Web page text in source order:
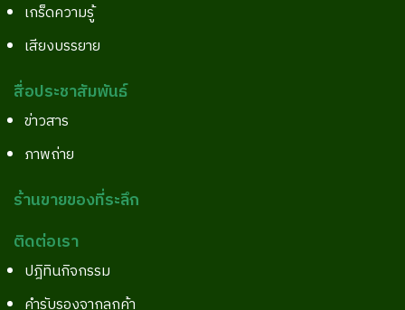
เกร็ดความรู้
เสียงบรรยาย
สื่อประชาสัมพันธ์
ข่าวสาร
ภาพถ่าย
ร้านขายของที่ระลึก
ติดต่อเรา
ปฎิทินกิจกรรม